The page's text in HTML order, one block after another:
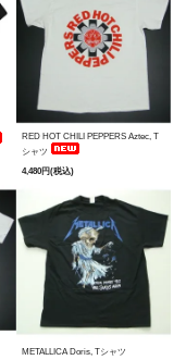
RED HOT CHILI PEPPERS Aztec, T
シャツ
4,480円(税込)
METALLICA Doris, Tシャツ